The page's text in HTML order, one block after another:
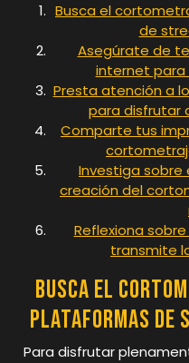
Busca el
de
Asegúrate de
internet para
Presta atención a
para disfrutar
Comparte tus
Investiga sobre
creación del
Reflexiona
transmite
Busca el
plataformas de
Para disfrutar